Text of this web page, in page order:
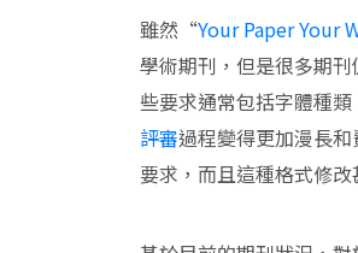
雖然“Your Paper Your
學術期刊，但是很多期
些要求通常包括字體種
評審過程變得更加漫長
要求，而且這種格式修